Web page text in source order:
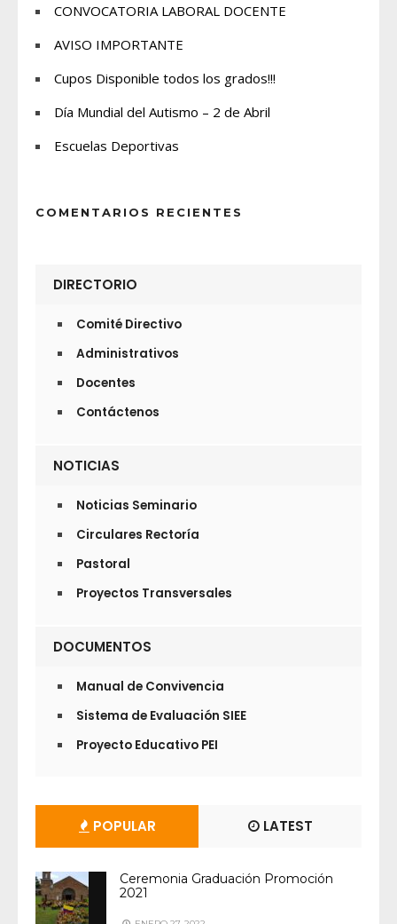
CONVOCATORIA LABORAL DOCENTE
AVISO IMPORTANTE
Cupos Disponible todos los grados!!!
Día Mundial del Autismo – 2 de Abril
Escuelas Deportivas
COMENTARIOS RECIENTES
DIRECTORIO
Comité Directivo
Administrativos
Docentes
Contáctenos
NOTICIAS
Noticias Seminario
Circulares Rectoría
Pastoral
Proyectos Transversales
DOCUMENTOS
Manual de Convivencia
Sistema de Evaluación SIEE
Proyecto Educativo PEI
POPULAR LATEST
Ceremonia Graduación Promoción
2021